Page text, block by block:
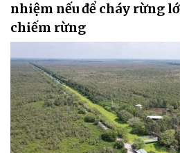
nhiệm nếu để cháy rừng
chiếm rừng